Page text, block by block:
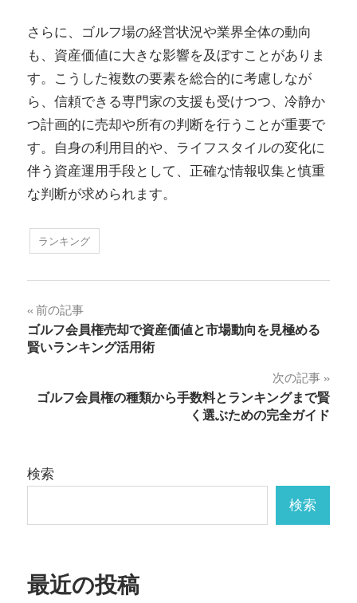
さらに、ゴルフ場の経営状況や業界全体の動向
も、資産価値に大きな影響を及ぼすことがありま
す。こうした複数の要素を総合的に考慮しなが
ら、信頼できる専門家の支援も受けつつ、冷静か
つ計画的に売却や所有の判断を行うことが重要で
す。自身の利用目的や、ライフスタイルの変化に
伴う資産運用手段として、正確な情報収集と慎重
な判断が求められます。
ランキング
投
稿
ビ
ー
ョ
前の記事
ゴルフ会員権売却で資産価値と市場動向を見極める
賢いランキング活用術
次の記事
ゴルフ会員権の種類から手数料とランキングまで賢
く選ぶための完全ガイド
検索
検索
最近の投稿